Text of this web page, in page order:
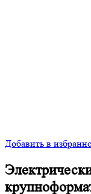
Добавить в